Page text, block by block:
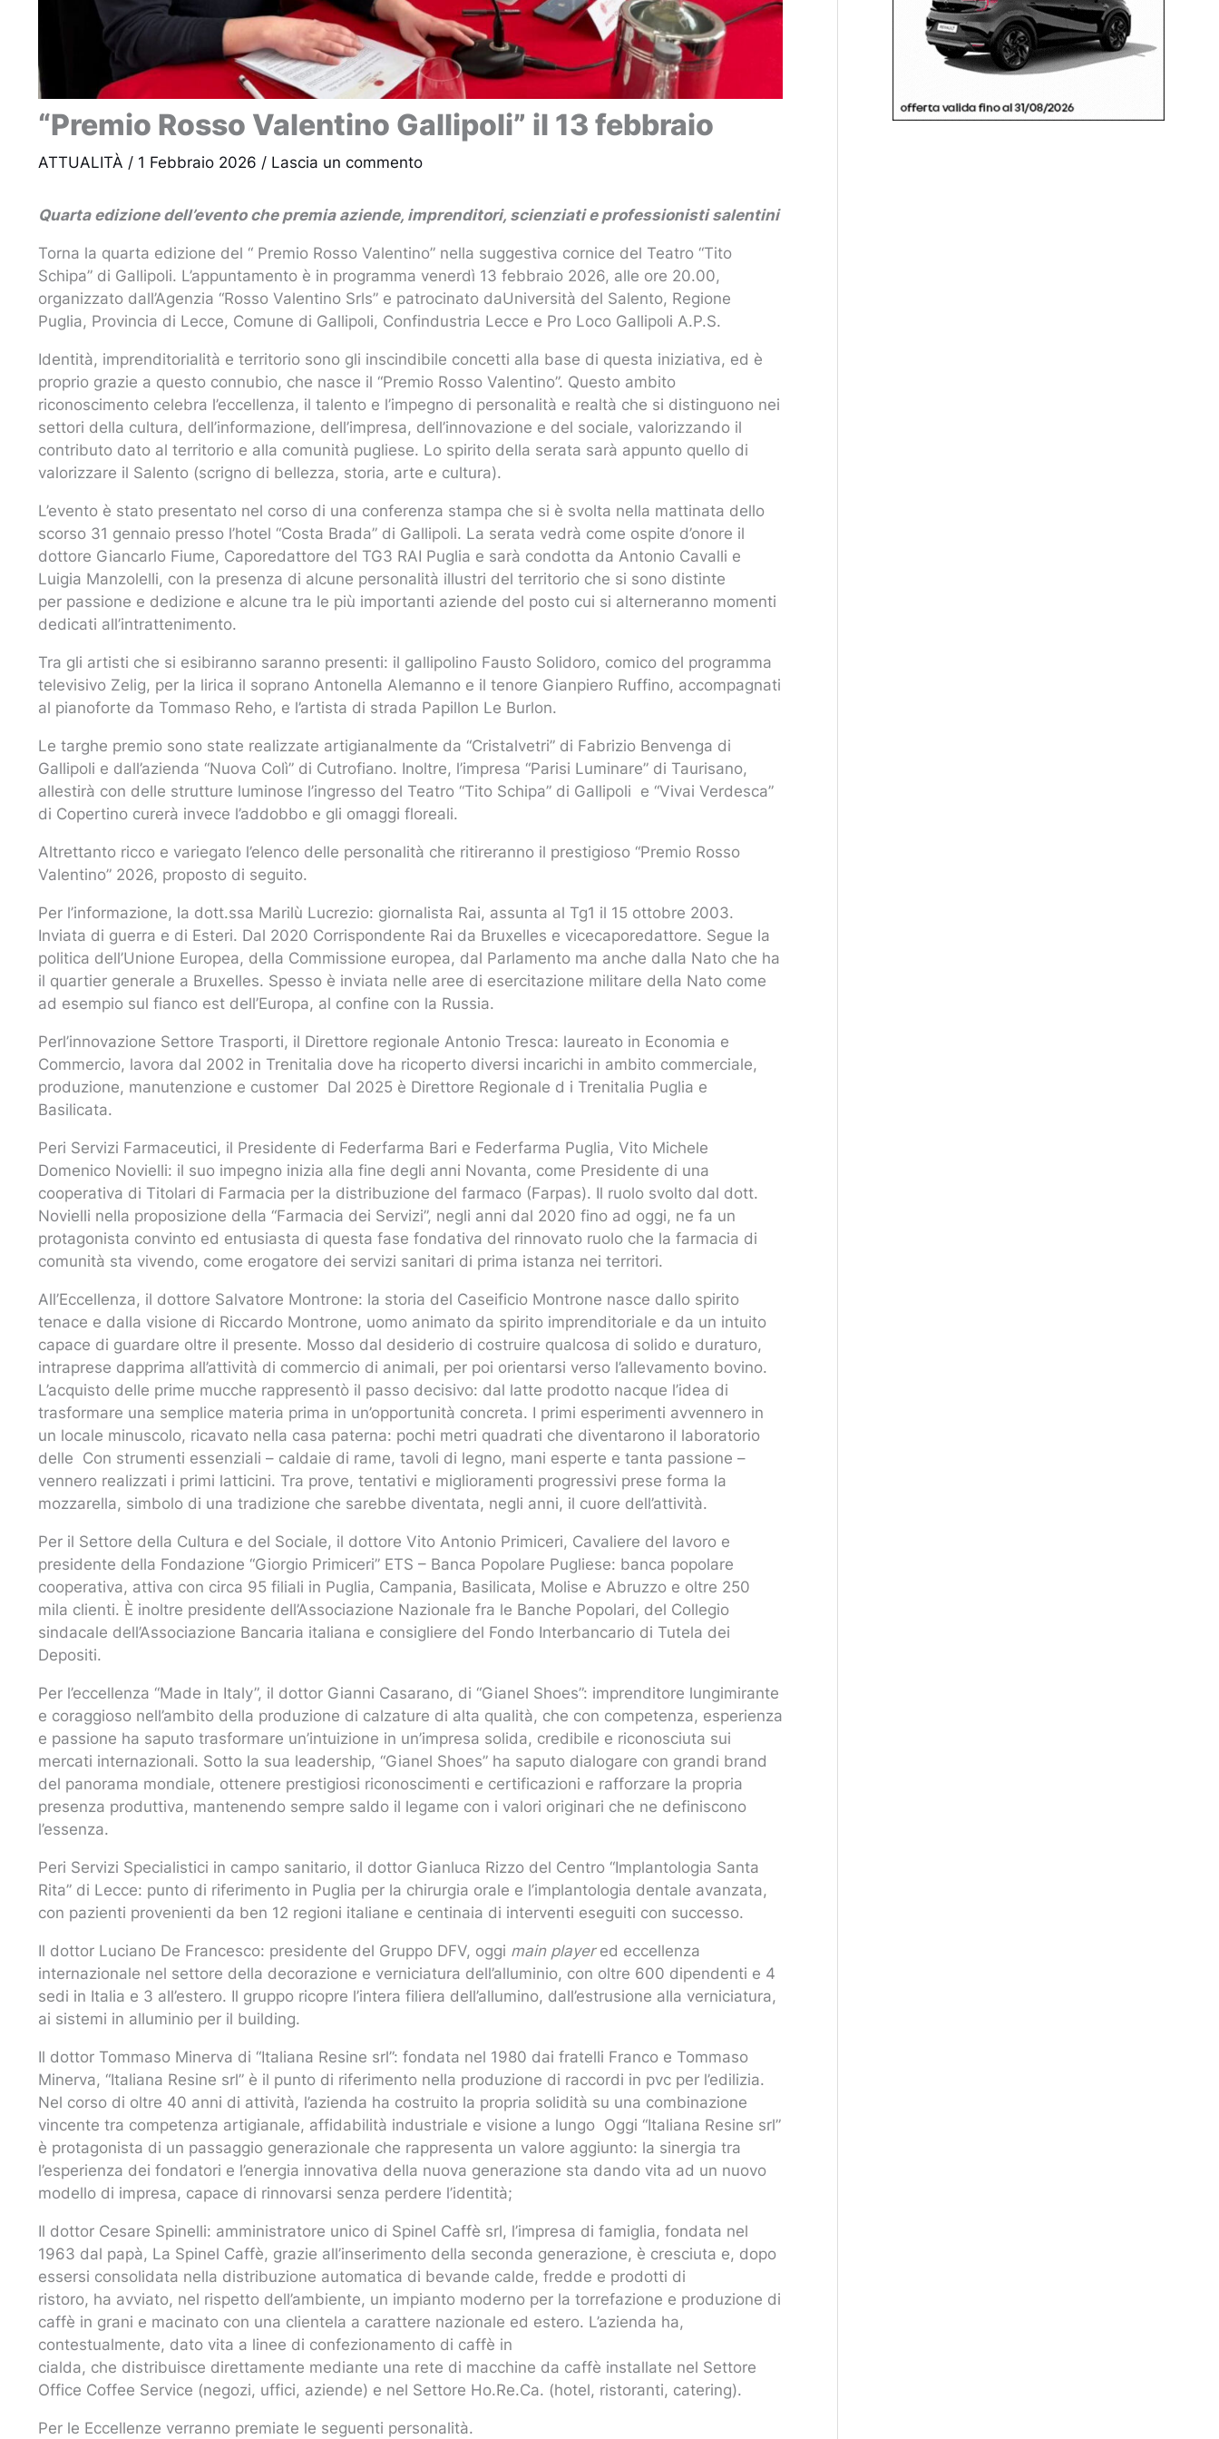
“Premio Rosso Valentino Gallipoli” il 13 febbraio
ATTUALITÀ / 1 Febbraio 2026 / Lascia un commento
Quarta edizione dell’evento che premia aziende, imprenditori, scienziati e professionisti salentini
Torna la quarta edizione del “ Premio Rosso Valentino” nella suggestiva cornice del Teatro “Tito
Schipa” di Gallipoli. L’appuntamento è in programma venerdì 13 febbraio 2026, alle ore 20.00,
organizzato dall’Agenzia “Rosso Valentino Srls” e patrocinato daUniversità del Salento, Regione
Puglia, Provincia di Lecce, Comune di Gallipoli, Confindustria Lecce e Pro Loco Gallipoli A.P.S.
Identità, imprenditorialità e territorio sono gli inscindibile concetti alla base di questa iniziativa, ed è
proprio grazie a questo connubio, che nasce il “Premio Rosso Valentino”. Questo ambito
riconoscimento celebra l’eccellenza, il talento e l’impegno di personalità e realtà che si distinguono nei
settori della cultura, dell’informazione, dell’impresa, dell’innovazione e del sociale, valorizzando il
contributo dato al territorio e alla comunità pugliese. Lo spirito della serata sarà appunto quello di
valorizzare il Salento (scrigno di bellezza, storia, arte e cultura).
L’evento è stato presentato nel corso di una conferenza stampa che si è svolta nella mattinata dello
scorso 31 gennaio presso l’hotel “Costa Brada” di Gallipoli. La serata vedrà come ospite d’onore il
dottore Giancarlo Fiume, Caporedattore del TG3 RAI Puglia e sarà condotta da Antonio Cavalli e
Luigia Manzolelli, con la presenza di alcune personalità illustri del territorio che si sono distinte
per passione e dedizione e alcune tra le più importanti aziende del posto cui si alterneranno momenti
dedicati all’intrattenimento.
Tra gli artisti che si esibiranno saranno presenti: il gallipolino Fausto Solidoro, comico del programma
televisivo Zelig, per la lirica il soprano Antonella Alemanno e il tenore Gianpiero Ruffino, accompagnati
al pianoforte da Tommaso Reho, e l’artista di strada Papillon Le Burlon.
Le targhe premio sono state realizzate artigianalmente da “Cristalvetri” di Fabrizio Benvenga di
Gallipoli e dall’azienda “Nuova Colì” di Cutrofiano. Inoltre, l’impresa “Parisi Luminare” di Taurisano,
allestirà con delle strutture luminose l’ingresso del Teatro “Tito Schipa” di Gallipoli e “Vivai Verdesca”
di Copertino curerà invece l’addobbo e gli omaggi floreali.
Altrettanto ricco e variegato l’elenco delle personalità che ritireranno il prestigioso “Premio Rosso
Valentino” 2026, proposto di seguito.
Per l’informazione, la dott.ssa Marilù Lucrezio: giornalista Rai, assunta al Tg1 il 15 ottobre 2003.
Inviata di guerra e di Esteri. Dal 2020 Corrispondente Rai da Bruxelles e vicecaporedattore. Segue la
politica dell’Unione Europea, della Commissione europea, dal Parlamento ma anche dalla Nato che ha
il quartier generale a Bruxelles. Spesso è inviata nelle aree di esercitazione militare della Nato come
ad esempio sul fianco est dell’Europa, al confine con la Russia.
Perl’innovazione Settore Trasporti, il Direttore regionale Antonio Tresca: laureato in Economia e
Commercio, lavora dal 2002 in Trenitalia dove ha ricoperto diversi incarichi in ambito commerciale,
produzione, manutenzione e customer Dal 2025 è Direttore Regionale d i Trenitalia Puglia e
Basilicata.
Peri Servizi Farmaceutici, il Presidente di Federfarma Bari e Federfarma Puglia, Vito Michele
Domenico Novielli: il suo impegno inizia alla fine degli anni Novanta, come Presidente di una
cooperativa di Titolari di Farmacia per la distribuzione del farmaco (Farpas). Il ruolo svolto dal dott.
Novielli nella proposizione della “Farmacia dei Servizi”, negli anni dal 2020 fino ad oggi, ne fa un
protagonista convinto ed entusiasta di questa fase fondativa del rinnovato ruolo che la farmacia di
comunità sta vivendo, come erogatore dei servizi sanitari di prima istanza nei territori.
All’Eccellenza, il dottore Salvatore Montrone: la storia del Caseificio Montrone nasce dallo spirito
tenace e dalla visione di Riccardo Montrone, uomo animato da spirito imprenditoriale e da un intuito
capace di guardare oltre il presente. Mosso dal desiderio di costruire qualcosa di solido e duraturo,
intraprese dapprima all’attività di commercio di animali, per poi orientarsi verso l’allevamento bovino.
L’acquisto delle prime mucche rappresentò il passo decisivo: dal latte prodotto nacque l’idea di
trasformare una semplice materia prima in un’opportunità concreta. I primi esperimenti avvennero in
un locale minuscolo, ricavato nella casa paterna: pochi metri quadrati che diventarono il laboratorio
delle Con strumenti essenziali – caldaie di rame, tavoli di legno, mani esperte e tanta passione –
vennero realizzati i primi latticini. Tra prove, tentativi e miglioramenti progressivi prese forma la
mozzarella, simbolo di una tradizione che sarebbe diventata, negli anni, il cuore dell’attività.
Per il Settore della Cultura e del Sociale, il dottore Vito Antonio Primiceri, Cavaliere del lavoro e
presidente della Fondazione “Giorgio Primiceri” ETS – Banca Popolare Pugliese: banca popolare
cooperativa, attiva con circa 95 filiali in Puglia, Campania, Basilicata, Molise e Abruzzo e oltre 250
mila clienti. È inoltre presidente dell’Associazione Nazionale fra le Banche Popolari, del Collegio
sindacale dell’Associazione Bancaria italiana e consigliere del Fondo Interbancario di Tutela dei
Depositi.
Per l’eccellenza “Made in Italy”, il dottor Gianni Casarano, di “Gianel Shoes”: imprenditore lungimirante
e coraggioso nell’ambito della produzione di calzature di alta qualità, che con competenza, esperienza
e passione ha saputo trasformare un’intuizione in un’impresa solida, credibile e riconosciuta sui
mercati internazionali. Sotto la sua leadership, “Gianel Shoes” ha saputo dialogare con grandi brand
del panorama mondiale, ottenere prestigiosi riconoscimenti e certificazioni e rafforzare la propria
presenza produttiva, mantenendo sempre saldo il legame con i valori originari che ne definiscono
l’essenza.
Peri Servizi Specialistici in campo sanitario, il dottor Gianluca Rizzo del Centro “Implantologia Santa
Rita” di Lecce: punto di riferimento in Puglia per la chirurgia orale e l’implantologia dentale avanzata,
con pazienti provenienti da ben 12 regioni italiane e centinaia di interventi eseguiti con successo.
Il dottor Luciano De Francesco: presidente del Gruppo DFV, oggi main playered eccellenza
internazionale nel settore della decorazione e verniciatura dell’alluminio, con oltre 600 dipendenti e 4
sedi in Italia e 3 all’estero. Il gruppo ricopre l’intera filiera dell’allumino, dall’estrusione alla verniciatura,
ai sistemi in alluminio per il building.
Il dottor Tommaso Minerva di “Italiana Resine srl”: fondata nel 1980 dai fratelli Franco e Tommaso
Minerva, “Italiana Resine srl” è il punto di riferimento nella produzione di raccordi in pvc per l’edilizia.
Nel corso di oltre 40 anni di attività, l’azienda ha costruito la propria solidità su una combinazione
vincente tra competenza artigianale, affidabilità industriale e visione a lungo Oggi “Italiana Resine srl”
è protagonista di un passaggio generazionale che rappresenta un valore aggiunto: la sinergia tra
l’esperienza dei fondatori e l’energia innovativa della nuova generazione sta dando vita ad un nuovo
modello di impresa, capace di rinnovarsi senza perdere l’identità;
Il dottor Cesare Spinelli: amministratore unico di Spinel Caffè srl, l’impresa di famiglia, fondata nel
1963 dal papà, La Spinel Caffè, grazie all’inserimento della seconda generazione, è cresciuta e, dopo
essersi consolidata nella distribuzione automatica di bevande calde, fredde e prodotti di
ristoro, ha avviato, nel rispetto dell’ambiente, un impianto moderno per la torrefazione e produzione di
caffè in grani e macinato con una clientela a carattere nazionale ed estero. L’azienda ha,
contestualmente, dato vita a linee di confezionamento di caffè in
cialda, che distribuisce direttamente mediante una rete di macchine da caffè installate nel Settore
Office Coffee Service (negozi, uffici, aziende) e nel Settore Ho.Re.Ca. (hotel, ristoranti, catering).
Per le Eccellenze verranno premiate le seguenti personalità.